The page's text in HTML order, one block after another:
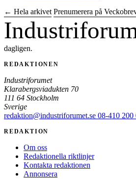
← Hela arkivet Prenumerera på
dagligen.
REDAKTIONEN
Industriforumet
Klarabergsviadukten 70
111 64 Stockholm
Sverige
redaktion@industriforumet.se 08-410 200
REDAKTION
Om oss
Redaktionella riktlinjer
Kontakta redaktionen
Annonsera